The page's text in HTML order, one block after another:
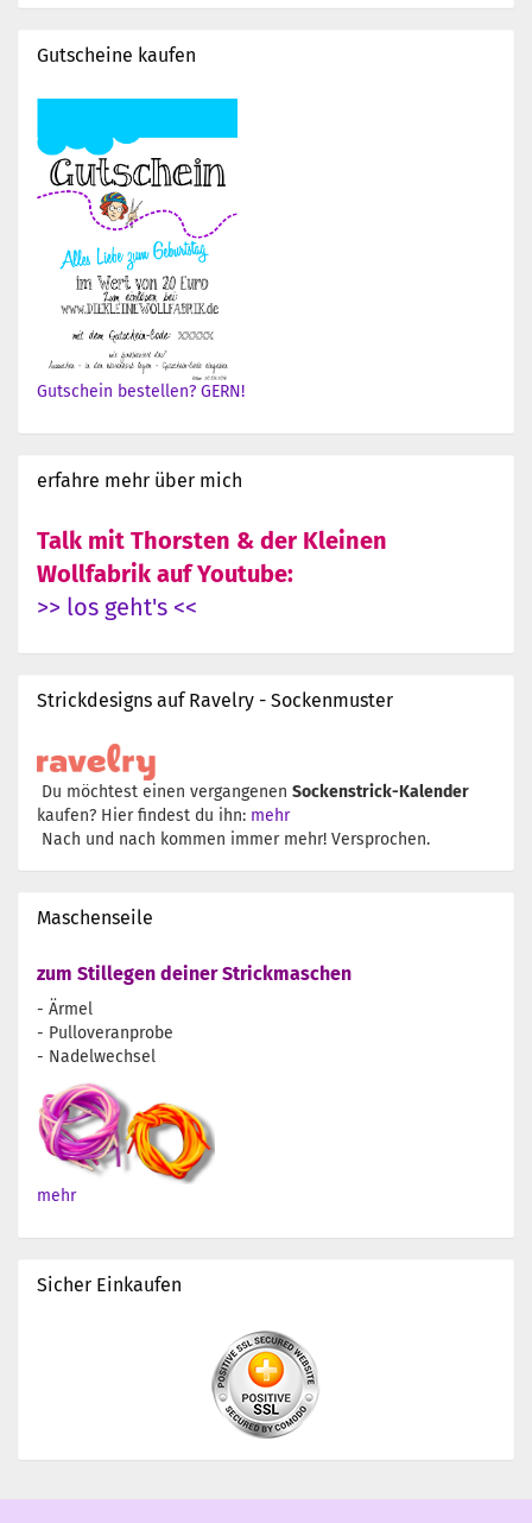
Gutscheine kaufen
Gutschein bestellen? GERN!
erfahre mehr über mich
Talk mit Thorsten & der Kleinen
Wollfabrik auf Youtube:
>> los geht's <<
Strickdesigns auf Ravelry - Sockenmuster
Du möchtest einen vergangenen Sockenstrick-Kalender
kaufen? Hier findest du ihn: mehr
Nach und nach kommen immer mehr! Versprochen.
Maschenseile
zum Stillegen deiner Strickmaschen
- Ärmel
- Pulloveranprobe
- Nadelwechsel
mehr
Sicher Einkaufen